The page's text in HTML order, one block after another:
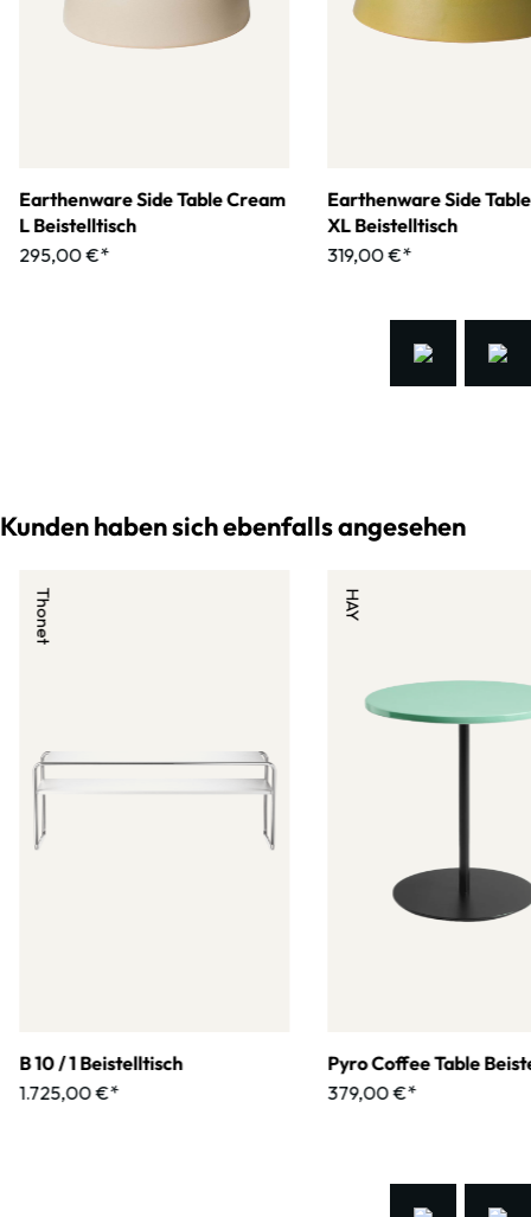
Earthenware Side Table Cream
L Beistelltisch
295,00 €*
Earthenware Side
XL Beistelltisch
319,00 €*
Kunden haben sich ebenfalls angesehen
Thonet
B 10 / 1 Beistelltisch
1.725,00 €*
HAY
Pyro Coffee Table
379,00 €*